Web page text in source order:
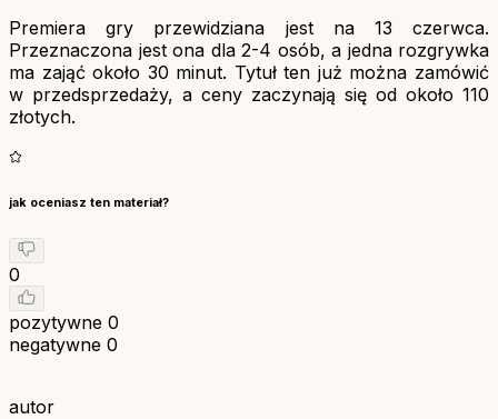
Premiera gry przewidziana jest na 13 czerwca.
Przeznaczona jest ona dla 2-4 osób, a jedna rozgrywka
ma zająć około 30 minut. Tytuł ten już można zamówić
w przedsprzedaży, a ceny zaczynają się od około 110
złotych.
jak oceniasz ten materiał?
0
pozytywne 0
negatywne 0
autor